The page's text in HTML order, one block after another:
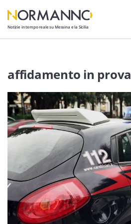
Notizie in tempo reale su Messina e la Sicilia
Attualità
Politica
Cultura
Lavoro
Società
Economia
Sport
affidamento in prova